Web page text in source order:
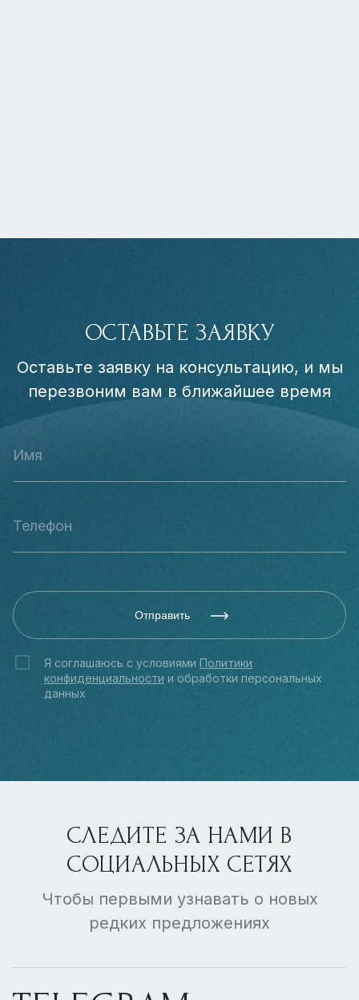
ОСТАВЬТЕ ЗАЯВКУ
Оставьте заявку на консультацию, и мы
перезвоним вам в ближайшее время
Отправить
Я соглашаюсь с условиями Политики
конфиденциальности и обработки персональных
данных
СЛЕДИТЕ ЗА НАМИ В
СОЦИАЛЬНЫХ СЕТЯХ
Чтобы первыми узнавать о новых
редких предложениях